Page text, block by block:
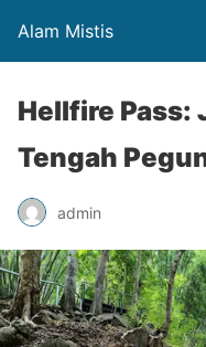
Alam Mistis
Hellfire Pass:
Tengah
admin